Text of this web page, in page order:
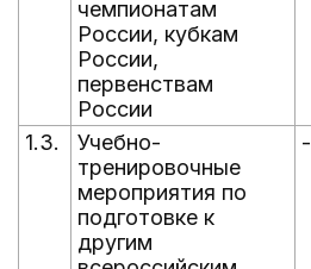
чемпионатам
России, кубкам
России,
первенствам
России
1.3.
Учебно-
тренировочные
мероприятия по
подготовке к
другим
-